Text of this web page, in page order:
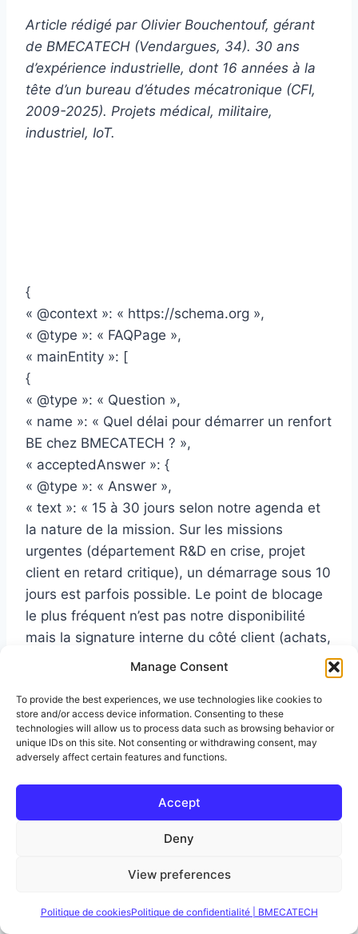
Manage Consent
To provide the best experiences, we use technologies like cookies to
store and/or access device information. Consenting to these
technologies will allow us to process data such as browsing behavior or
unique IDs on this site. Not consenting or withdrawing consent, may
adversely affect certain features and functions.
Accept
Deny
View preferences
Politique de cookiesPolitique de confidentialité | BMECATECH
Article rédigé par Olivier Bouchentouf, gérant
de BMECATECH (Vendargues, 34). 30 ans
d’expérience industrielle, dont 16 années à la
tête d’un bureau d’études mécatronique (CFI,
2009-2025). Projets médical, militaire,
industriel, IoT.
{
« @context »: « https://schema.org »,
« @type »: « FAQPage »,
« mainEntity »: [
{
« @type »: « Question »,
« name »: « Quel délai pour démarrer un renfort
BE chez BMECATECH ? »,
« acceptedAnswer »: {
« @type »: « Answer »,
« text »: « 15 à 30 jours selon notre agenda et
la nature de la mission. Sur les missions
urgentes (département R&D en crise, projet
client en retard critique), un démarrage sous 10
jours est parfois possible. Le point de blocage
le plus fréquent n’est pas notre disponibilité
mais la signature interne du côté client (achats,
NDA, bon de commande). »
},
{
« @type »: « Question »,
« name »: « Quel coût pour un renfort BE en
régie ? »,
« acceptedAnswer »: {
« @type »: « Answer »,
selon le profil nécessaire et la durée
plus) bénéficient d’un TJM dégressif.